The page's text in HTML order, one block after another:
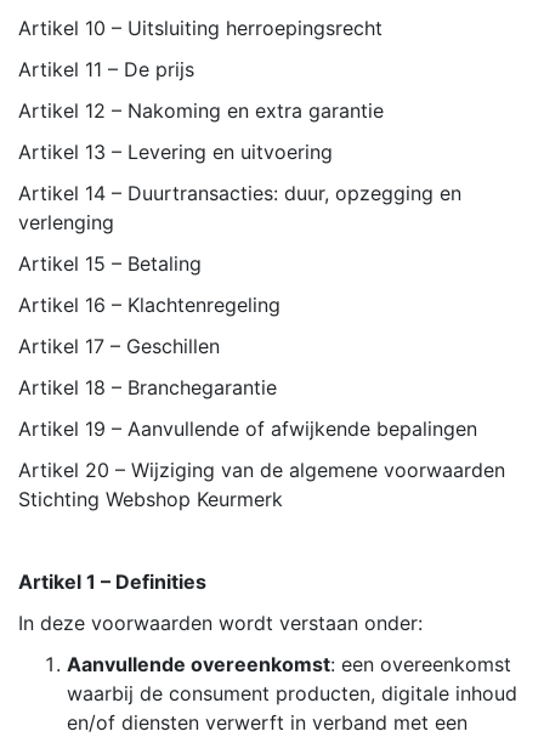
Artikel 10 – Uitsluiting herroepingsrecht
Artikel 11 – De prijs
Artikel 12 – Nakoming en extra garantie
Artikel 13 – Levering en uitvoering
Artikel 14 – Duurtransacties: duur, opzegging en
verlenging
Artikel 15 – Betaling
Artikel 16 – Klachtenregeling
Artikel 17 – Geschillen
Artikel 18 – Branchegarantie
Artikel 19 – Aanvullende of afwijkende bepalingen
Artikel 20 – Wijziging van de algemene voorwaarden
Stichting Webshop Keurmerk
Artikel 1 – Definities
In deze voorwaarden wordt verstaan onder:
Aanvullende overeenkomst: een overeenkomst
waarbij de consument producten, digitale inhoud
en/of diensten verwerft in verband met een